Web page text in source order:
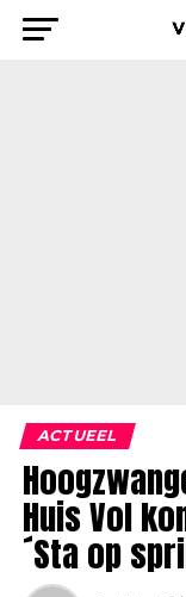
ACTUEEL
Huis Vol
´Sta op